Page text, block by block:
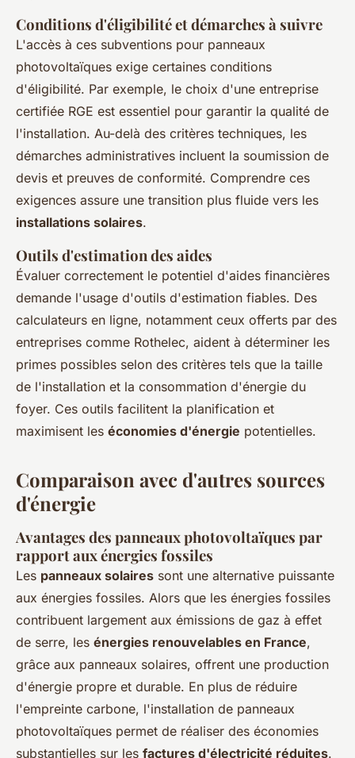
Conditions d'éligibilité et démarches à suivre
L'accès à ces subventions pour panneaux
photovoltaïques exige certaines conditions
d'éligibilité. Par exemple, le choix d'une entreprise
certifiée RGE est essentiel pour garantir la qualité de
l'installation. Au-delà des critères techniques, les
démarches administratives incluent la soumission de
devis et preuves de conformité. Comprendre ces
exigences assure une transition plus fluide vers les
installations solaires.
Outils d'estimation des aides
Évaluer correctement le potentiel d'aides financières
demande l'usage d'outils d'estimation fiables. Des
calculateurs en ligne, notamment ceux offerts par des
entreprises comme Rothelec, aident à déterminer les
primes possibles selon des critères tels que la taille
de l'installation et la consommation d'énergie du
foyer. Ces outils facilitent la planification et
maximisent les économies d'énergie potentielles.
Comparaison avec d'autres sources
d'énergie
Avantages des panneaux photovoltaïques par
rapport aux énergies fossiles
Les panneaux solaires sont une alternative puissante
aux énergies fossiles. Alors que les énergies fossiles
contribuent largement aux émissions de gaz à effet
de serre, les énergies renouvelables en France,
grâce aux panneaux solaires, offrent une production
d'énergie propre et durable. En plus de réduire
l'empreinte carbone, l'installation de panneaux
photovoltaïques permet de réaliser des économies
substantielles sur les factures d'électricité réduites.